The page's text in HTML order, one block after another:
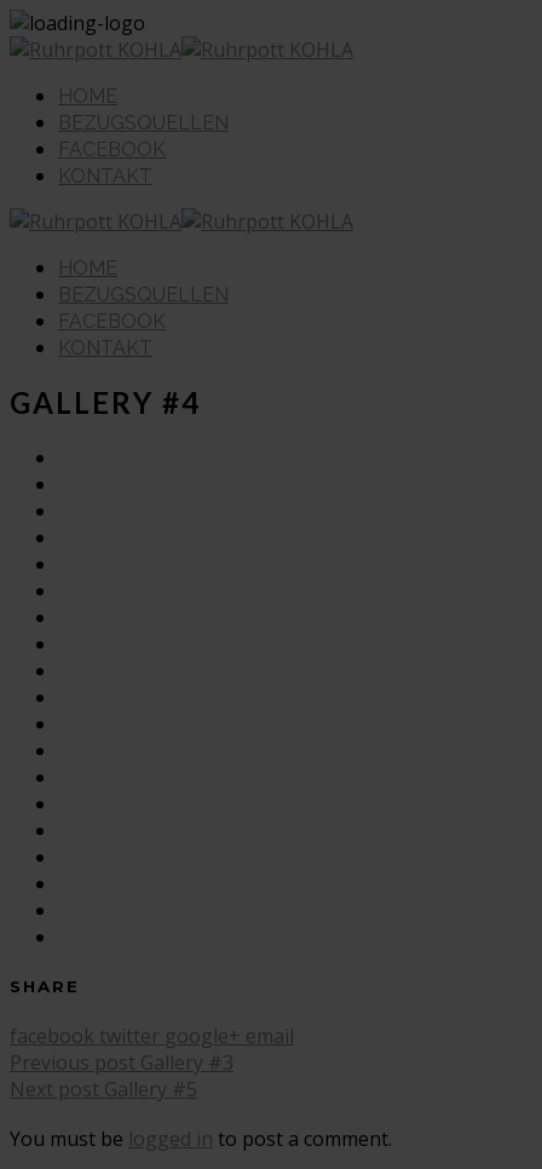
HOME
BEZUGSQUELLEN
FACEBOOK
KONTAKT
HOME
BEZUGSQUELLEN
FACEBOOK
KONTAKT
GALLERY #4
SHARE
facebook twitter google+ email
Previous post Gallery #3
Next post Gallery #5
You must be logged in to post a comment.